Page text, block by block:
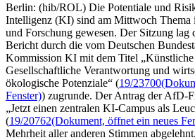
Berlin: (hib/ROL) Die Potentiale und
Intelligenz (KI) sind am Mittwoch Thema
und Forschung gewesen. Der Sitzung
Bericht durch die vom Deutschen
Kommission KI mit dem Titel
Gesellschaftliche Verantwortung und
ökologische Potenziale“ (19/23700
Fenster)) zugrunde. Der Antrag der AfD-
„Jetzt einen zentralen KI-Campus als
(19/20762(Dokument, öffnet ein neues
Mehrheit aller anderen Stimmen abgelehnt.